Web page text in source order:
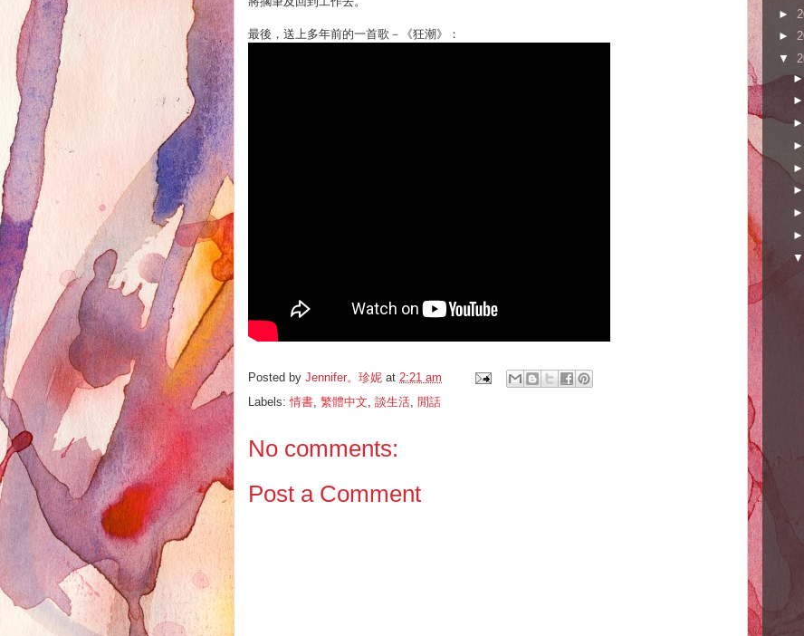
最後，送上多年前的一首歌－《狂潮》：
Posted by Jennifer。珍妮 at 2:21 am
Labels:情書 繁體中文 談生活 閒話
No comments:
Post a Comment
►
►
▼
►
►
►
►
►
►
►
▼